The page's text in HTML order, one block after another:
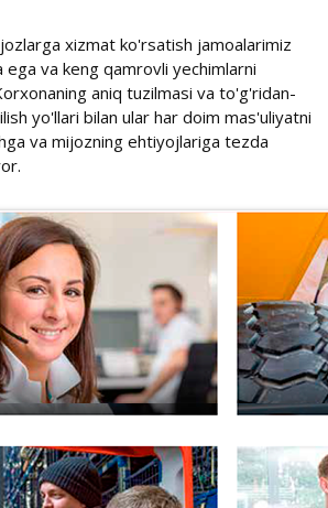
xizmat ko'rsatish jamoalarimiz
va keng qamrovli yechimlarni
aniq tuzilmasi va to'g'ridan-
yo'llari bilan ular har doim mas'uliyatni
va mijozning ehtiyojlariga tezda